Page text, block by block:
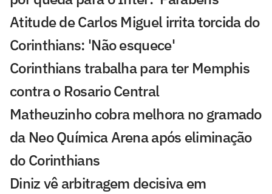
Atitude de Carlos Miguel irrita torcida do
Corinthians: 'Não esquece'
Corinthians trabalha para ter Memphis
contra o Rosario Central
Matheuzinho cobra melhora no gramado
da Neo Química Arena após eliminação
do Corinthians
Diniz vê arbitragem decisiva em